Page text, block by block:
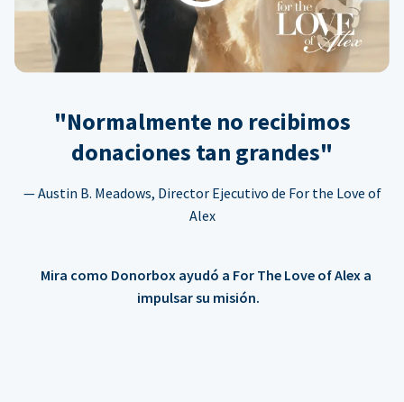
"Normalmente no recibimos
donaciones tan grandes"
— Austin B. Meadows, Director Ejecutivo de For the Love of
Alex
Mira como Donorbox ayudó a For The Love of Alex a
impulsar su misión.